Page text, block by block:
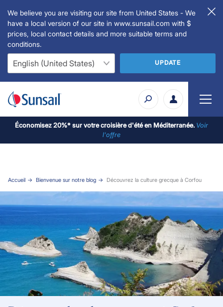
We believe you are visiting our site from United States - We
have a local version of our site in www.sunsail.com with $
prices, local contact details and more suitable terms and
conditions.
UPDATE
Économisez 20%* sur votre croisière d'été en Méditerranée. Voir
l'offre
Accueil Bienvenue sur notre blog Découvrez la culture grecque à Corfou